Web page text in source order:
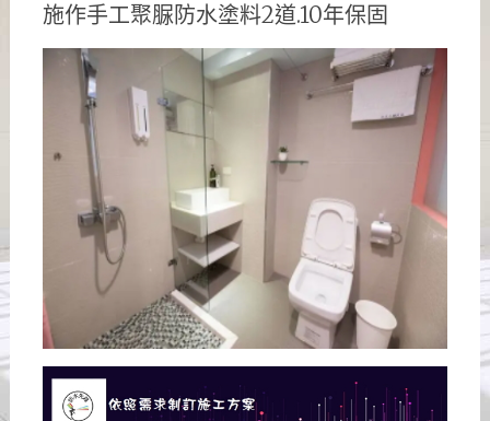
施作手工聚脲防水塗料2道.10年保固